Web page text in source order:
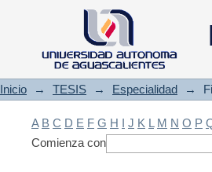
Filtrado by:
Inicio → TESIS → Especialidad →
A B C D E F G H I J K L M N O P
Comienza con